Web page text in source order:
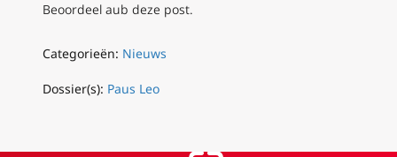
Beoordeel aub deze post.
Categorieën: Nieuws
Dossier(s): Paus Leo